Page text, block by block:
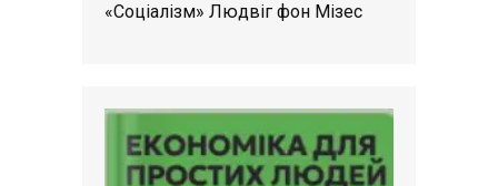
«Соціалізм» Людвіг фон Мізес